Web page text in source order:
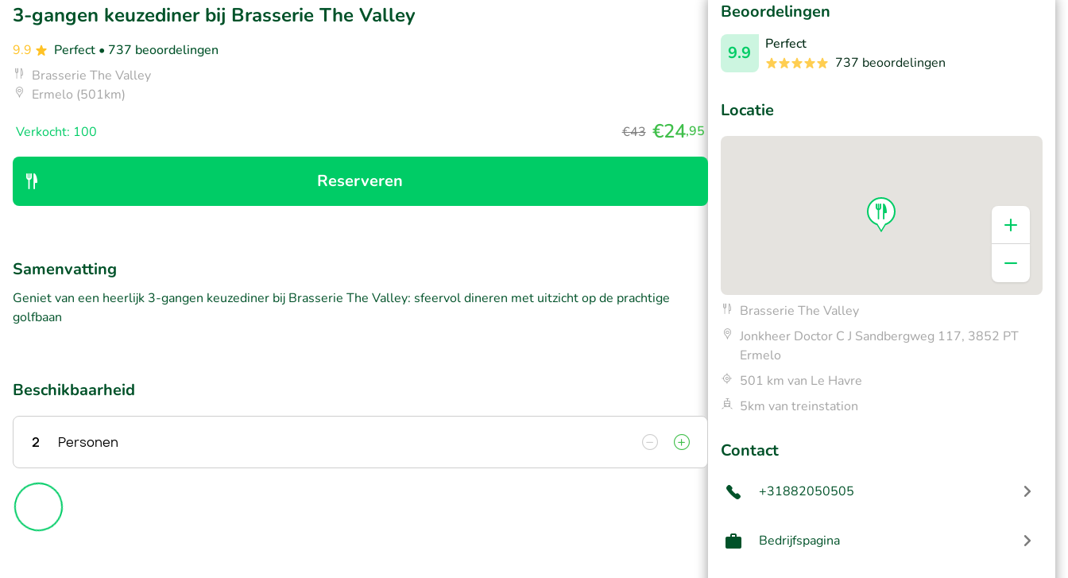
3-gangen keuzediner bij Brasserie The Valley
9.9 Perfect • 737 beoordelingen
Brasserie The Valley
Ermelo (501km)
Verkocht: 100 €43 €24,95
Reserveren
Samenvatting
Geniet van een heerlijk 3-gangen keuzediner bij Brasserie The Valley: sfeervol dineren met uitzicht op de prachtige
golfbaan
Beschikbaarheid
2 Personen
Beoordelingen
9.9
Perfect
737 beoordelingen
Locatie
Brasserie The Valley
Jonkheer Doctor C J Sandbergweg 117, 3852 PT
Ermelo
501 km van Le Havre
5km van treinstation
Contact
+31882050505
Bedrijfspagina